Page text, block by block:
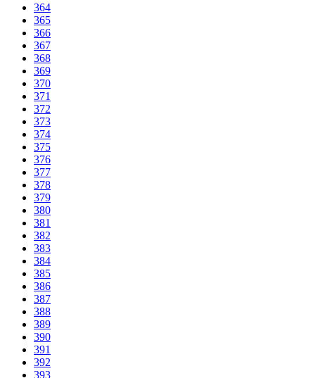
364
365
366
367
368
369
370
371
372
373
374
375
376
377
378
379
380
381
382
383
384
385
386
387
388
389
390
391
392
393